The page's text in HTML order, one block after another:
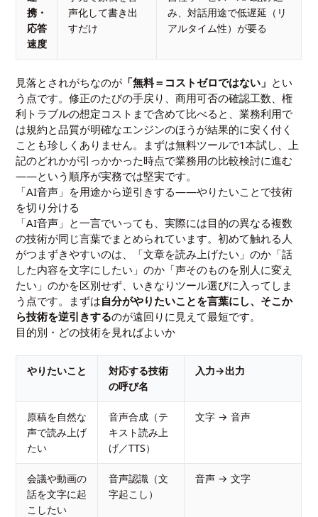
携・
応答
速度
声化して書き出
すだけ
み、対話用途で低遅延（リ
アルタイム性）が要る
見落とされがちなのが 「無料＝コストゼロではない」 とい
う点です。修正のたびの手戻り、商用可否の確認工数、権
利トラブルの想定コストまで含めて比べると、業務利用で
は規約と品質が明確なエンジンのほうが結果的に安く付く
ことも珍しくありません。まずは無料ツールで1本試し、上
記のどれかが引っかかった時点で業務用の比較検討に進む
——という順序が実務では堅実です。
「AI音声」を用途から逆引きする——やりたいことで技術
を切り分ける
「AI音声」と一言でいっても、実際には目的の異なる複数
の技術が同じ言葉でまとめられています。初めて触れる人
がつまずきやすいのは、「文章を読み上げたい」のか「話
した内容を文字にしたい」のか「声そのものを別人に変え
たい」のかを区別せず、いきなりツール選びに入ってしま
う点です。まずは自分がやりたいことを言葉にし、そこか
ら技術を逆引きするのが遠回りに見えて最短です。
目的別・どの技術を見ればよいか
やりたいこと
対応する技術
の呼び名
入力→出力
原稿を自然な
声で読み上げ
たい
音声合成（テ
キスト読み上
げ／TTS）
文字 → 音声
会議や動画の
話を文字に起
こしたい
音声認識（文
字起こし）
音声 → 文字